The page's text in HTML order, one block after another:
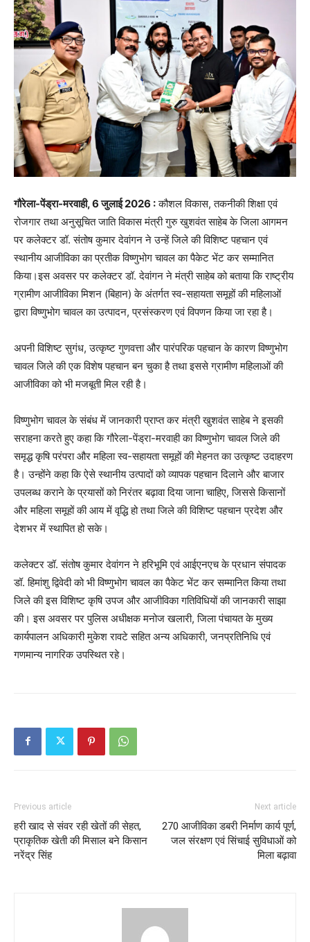
गौरेला-पेंड्रा-मरवाही, 6 जुलाई 2026 :कौशल विकास, तकनीकी शिक्षा एवं
रोजगार तथा अनुसूचित जाति विकास मंत्री गुरु खुशवंत साहेब के जिला आगमन
पर कलेक्टर डॉ. संतोष कुमार देवांगन ने उन्हें जिले की विशिष्ट पहचान एवं
स्थानीय आजीविका का प्रतीक विष्णुभोग चावल का पैकेट भेंट कर सम्मानित
किया।इस अवसर पर कलेक्टर डॉ. देवांगन ने मंत्री साहेब को बताया कि राष्ट्रीय
ग्रामीण आजीविका मिशन (बिहान) के अंतर्गत स्व-सहायता समूहों की महिलाओं
द्वारा विष्णुभोग चावल का उत्पादन, प्रसंस्करण एवं विपणन किया जा रहा है।
अपनी विशिष्ट सुगंध, उत्कृष्ट गुणवत्ता और पारंपरिक पहचान के कारण विष्णुभोग
चावल जिले की एक विशेष पहचान बन चुका है तथा इससे ग्रामीण महिलाओं की
आजीविका को भी मजबूती मिल रही है।
विष्णुभोग चावल के संबंध में जानकारी प्राप्त कर मंत्री खुशवंत साहेब ने इसकी
सराहना करते हुए कहा कि गौरेला-पेंड्रा-मरवाही का विष्णुभोग चावल जिले की
समृद्ध कृषि परंपरा और महिला स्व-सहायता समूहों की मेहनत का उत्कृष्ट उदाहरण
है। उन्होंने कहा कि ऐसे स्थानीय उत्पादों को व्यापक पहचान दिलाने और बाजार
उपलब्ध कराने के प्रयासों को निरंतर बढ़ावा दिया जाना चाहिए, जिससे किसानों
और महिला समूहों की आय में वृद्धि हो तथा जिले की विशिष्ट पहचान प्रदेश और
देशभर में स्थापित हो सके।
कलेक्टर डॉ. संतोष कुमार देवांगन ने हरिभूमि एवं आईएनएच के प्रधान संपादक
डॉ. हिमांशु द्विवेदी को भी विष्णुभोग चावल का पैकेट भेंट कर सम्मानित किया तथा
जिले की इस विशिष्ट कृषि उपज और आजीविका गतिविधियों की जानकारी साझा
की। इस अवसर पर पुलिस अधीक्षक मनोज खलारी, जिला पंचायत के मुख्य
कार्यपालन अधिकारी मुकेश रावटे सहित अन्य अधिकारी, जनप्रतिनिधि एवं
गणमान्य नागरिक उपस्थित रहे।
Previous article
हरी खाद से संवर रही खेतों की सेहत,
प्राकृतिक खेती की मिसाल बने किसान
नरेंद्र सिंह
Next article
270 आजीविका डबरी निर्माण कार्य पूर्ण,
जल संरक्षण एवं सिंचाई सुविधाओं को
मिला बढ़ावा